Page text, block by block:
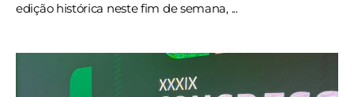
edição histórica neste fim de semana, ...